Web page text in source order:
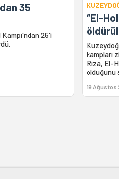
35
25'i
“El-
kampları
Rıza, El-
olduğunu
19 Ağustos